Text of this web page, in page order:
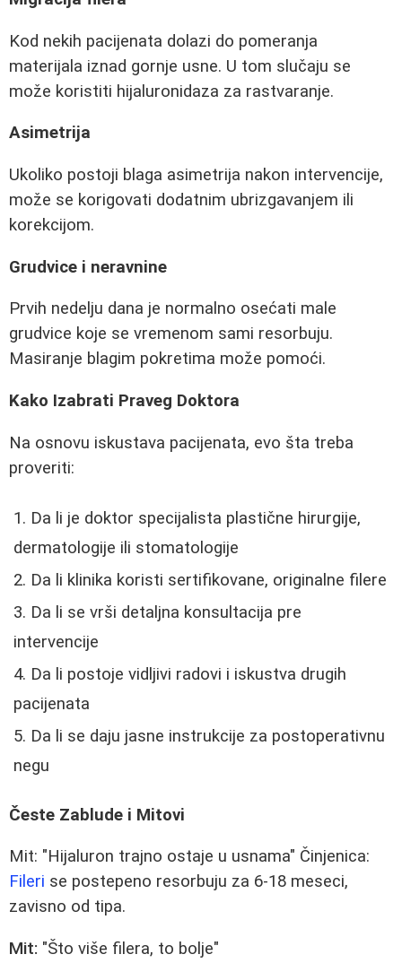
Kod nekih pacijenata dolazi do pomeranja
materijala iznad gornje usne. U tom slučaju se
može koristiti hijaluronidaza za rastvaranje.
Asimetrija
Ukoliko postoji blaga asimetrija nakon intervencije,
može se korigovati dodatnim ubrizgavanjem ili
korekcijom.
Grudvice i neravnine
Prvih nedelju dana je normalno osećati male
grudvice koje se vremenom sami resorbuju.
Masiranje blagim pokretima može pomoći.
Kako Izabrati Praveg Doktora
Na osnovu iskustava pacijenata, evo šta treba
proveriti:
Da li je doktor specijalista plastične hirurgije,
dermatologije ili stomatologije
Da li klinika koristi sertifikovane, originalne filere
Da li se vrši detaljna konsultacija pre
intervencije
Da li postoje vidljivi radovi i iskustva drugih
pacijenata
Da li se daju jasne instrukcije za postoperativnu
negu
Česte Zablude i Mitovi
Mit: "Hijaluron trajno ostaje u usnama" Činjenica:
Fileri se postepeno resorbuju za 6-18 meseci,
zavisno od tipa.
Mit: "Što više filera, to bolje"